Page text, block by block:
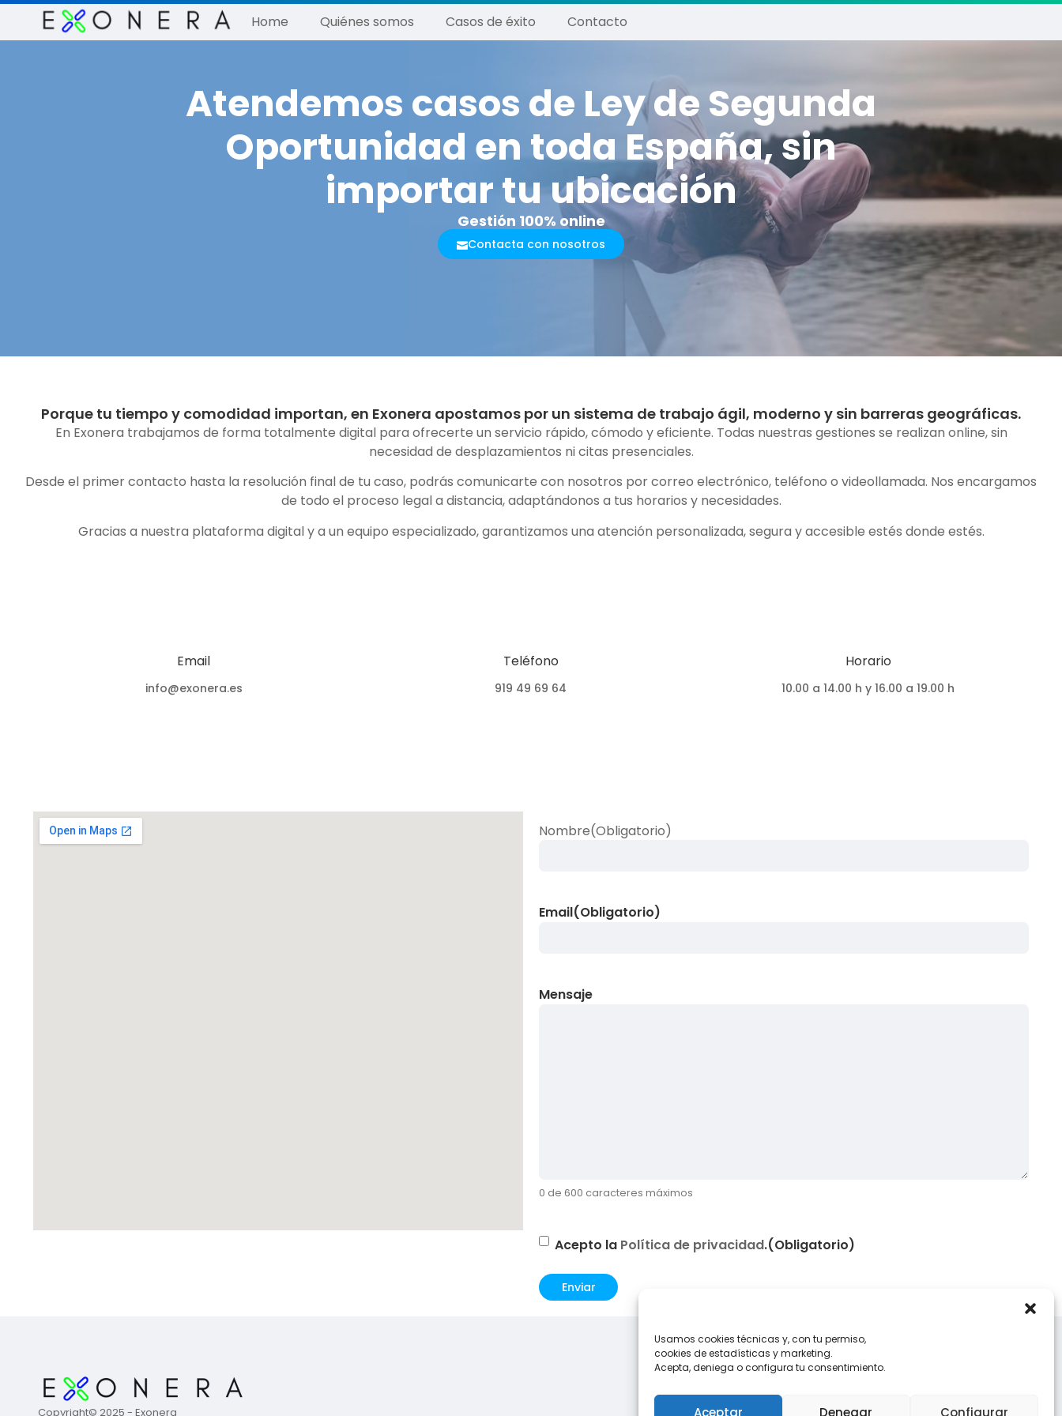
Usamos cookies técnicas y, con tu permiso,
cookies de estadísticas y marketing.
Acepta, deniega o configura tu consentimiento.
Aceptar Denegar Configurar
Home Quiénes somos Casos de éxito Contacto
Atendemos casos de Ley de Segunda
Oportunidad en toda España, sin
importar tu ubicación
Gestión 100% online
Contacta con nosotros
Porque tu tiempo y comodidad importan, en Exonera apostamos por un sistema de trabajo ágil, moderno y sin barreras geográficas.
En Exonera trabajamos de forma totalmente digital para ofrecerte un servicio rápido, cómodo y eficiente. Todas nuestras gestiones se realizan online, sin
necesidad de desplazamientos ni citas presenciales.
Desde el primer contacto hasta la resolución final de tu caso, podrás comunicarte con nosotros por correo electrónico, teléfono o videollamada. Nos encargamos
de todo el proceso legal a distancia, adaptándonos a tus horarios y necesidades.
Gracias a nuestra plataforma digital y a un equipo especializado, garantizamos una atención personalizada, segura y accesible estés donde estés.
Email
info@exonera.es
Teléfono
919 49 69 64
Horario
10.00 a 14.00 h y 16.00 a 19.00 h
Nombre(Obligatorio)
Email(Obligatorio)
Mensaje
0 de 600 caracteres máximos
Consentimiento(Obligatorio)
Acepto la Política de privacidad.(Obligatorio)
Copyright© 2025 - Exonera